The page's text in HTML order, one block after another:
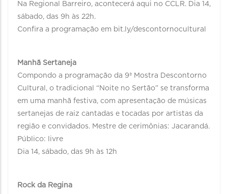
Na Regional Barreiro, acontecerá aqui no CCLR. Dia 14,
sábado, das 9h às 22h.
Confira a programação em bit.ly/descontornocultural
Manhã Sertaneja
Compondo a programação da 9ª Mostra Descontorno
Cultural, o tradicional “Noite no Sertão” se transforma
em uma manhã festiva, com apresentação de músicas
sertanejas de raiz cantadas e tocadas por artistas da
região e convidados. Mestre de cerimônias: Jacarandá.
Público: livre
Dia 14, sábado, das 9h às 12h
Rock da Regina